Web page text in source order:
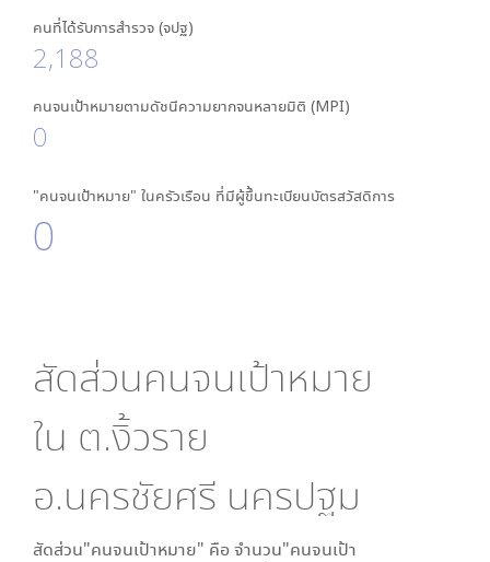
คนที่ได้รับการสำรวจ (จปฐ)
2,188
คนจนเป้าหมายตามดัชนีความยากจนหลายมิติ (MPI)
0
"คนจนเป้าหมาย" ในครัวเรือน ที่มีผู้ขึ้นทะเบียนบัตรสวัสดิการ
0
สัดส่วนคนจนเป้าหมาย
ใน ต.งิ้วราย
อ.นครชัยศรี นครปฐม
สัดส่วน"คนจนเป้าหมาย" คือ จำนวน"คนจนเป้า